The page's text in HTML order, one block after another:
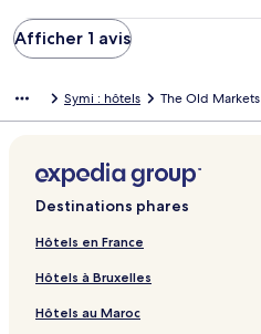
Afficher 1 avis
Symi : hôtels The Old Markets
Destinations phares
Hôtels en France
Hôtels à Bruxelles
Hôtels au Maroc